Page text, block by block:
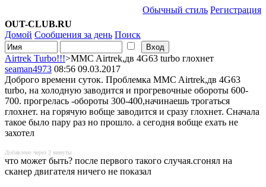
Обычный стиль Регистрация
OUT-CLUB.RU
Домой Сообщения за день Поиск
Airtrek Turbo!!!>MMC Airtrek,дв 4G63 turbo глохнет
seaman4973 08:56 09.03.2017
Доброго времени суток. Проблемка MMC Airtrek,дв 4G63
turbo, на холодную заводится и прогревочные обороты 600-
700. прогрелась -обороты 300-400,начинаешь трогаться
глохнет. на горячую вобще заводится и сразу глохнет. Сначала
такое было пару раз но прошло. а сегодня вобще ехать не
захотел
Добавлено через 2 минуты
что может быть? после первого такого случая.сгонял на
сканер двигателя ничего не показал